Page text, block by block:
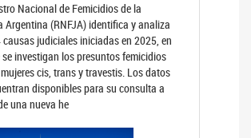
Nacional de Femicidios de la
Argentina (RNFJA) identifica y analiza
judiciales iniciadas en 2025, en
investigan los presuntos femicidios
cis, trans y travestis. Los datos
disponibles para su consulta a
una nueva he